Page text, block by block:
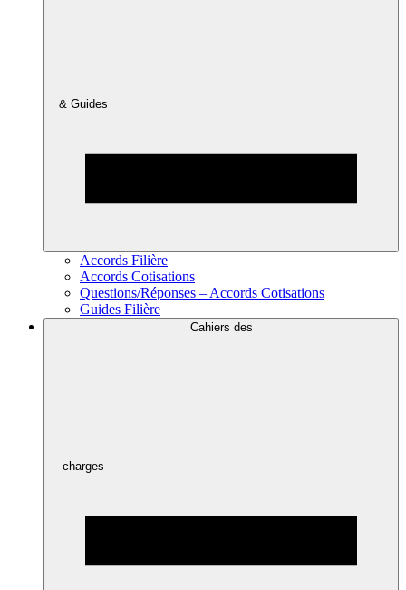
& Guides
Accords Filière
Accords Cotisations
Questions/Réponses – Accords Cotisations
Guides Filière
Cahiers des
charges